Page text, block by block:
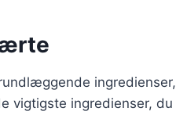
ingredienser,
vigtigste ingredienser, du